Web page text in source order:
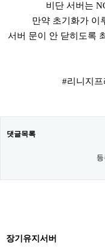
비단 서버는
만약 초기화가 이
서버 문이 안 닫히도록
#리니지
댓글목록
장기유지서버